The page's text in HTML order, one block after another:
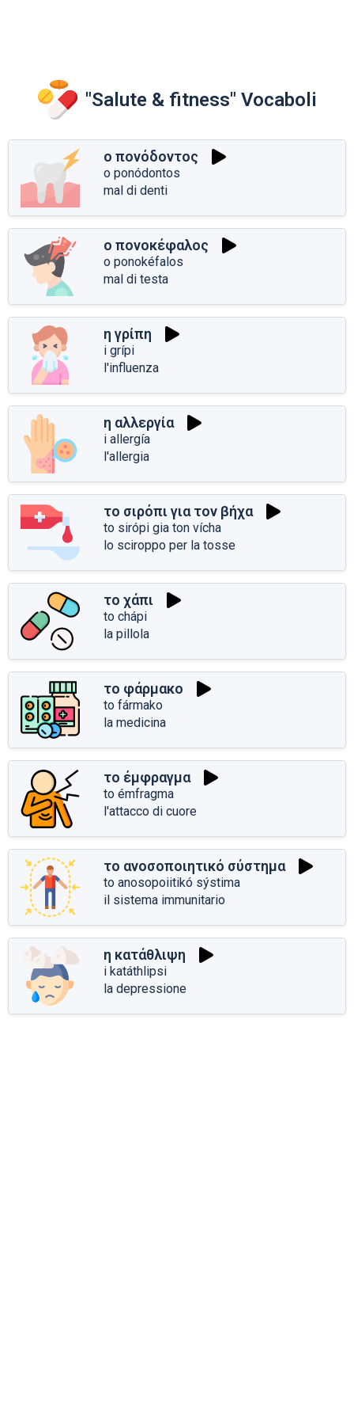
"Salute & fitness" Vocaboli
ο πονόδοντος
o ponódontos
mal di denti
ο πονοκέφαλος
o ponokéfalos
mal di testa
η γρίπη
i grípi
l'influenza
η αλλεργία
i allergía
l'allergia
το σιρόπι για τον βήχα
to sirópi gia ton vícha
lo sciroppo per la tosse
το χάπι
to chápi
la pillola
το φάρμακο
to fármako
la medicina
το έμφραγμα
to émfragma
l'attacco di cuore
το ανοσοποιητικό σύστημα
to anosopoiitikó sýstima
il sistema immunitario
η κατάθλιψη
i katáthlipsi
la depressione